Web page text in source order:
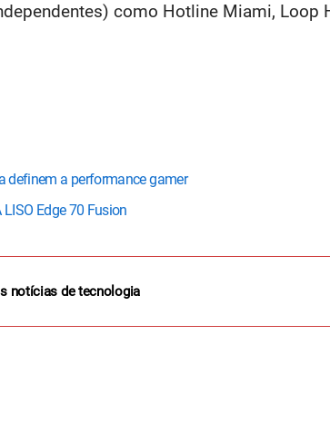
como Hotline Miami, Loop
definem a performance gamer
Edge 70 Fusion
notícias de tecnologia